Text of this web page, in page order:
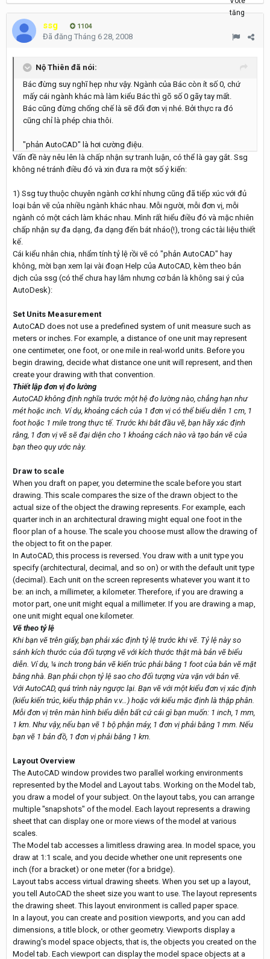
ssg 1104
Đã đăng Tháng 6 28, 2008
Nộ Thiên đã nói:
Bác đừng suy nghĩ hẹp như vậy. Ngành của Bác còn ít số 0, chứ
mấy cái ngành khác mà làm kiểu Bác thì gõ số 0 gãy tay mất.
Bác cũng đừng chống chế là sẽ đổi đơn vị nhé. Bởi thực ra đó
cũng chỉ là phép chia thôi.
"phản AutoCAD" là hơi cường điệu.
Vấn đề này nêu lên là chấp nhận sự tranh luận, có thể là gay gắt. Ssg
không né tránh điều đó và xin đưa ra một số ý kiến:
1) Ssg tuy thuộc chuyên ngành cơ khí nhưng cũng đã tiếp xúc với đủ
loại bản vẽ của nhiều ngành khác nhau. Mỗi người, mỗi đơn vị, mỗi
ngành có một cách làm khác nhau. Mình rất hiểu điều đó và mặc nhiên
chấp nhận sự đa dạng, đa dạng đến bát nháo(!), trong các tài liệu thiết
kế.
Cái kiểu nhân chia, nhẩm tính tỷ lệ rồi vẽ có "phản AutoCAD" hay
không, mời bạn xem lại vài đoạn Help của AutoCAD, kèm theo bản
dịch của ssg (có thể chưa hay lắm nhưng cơ bản là không sai ý của
AutoDesk):
Set Units Measurement
AutoCAD does not use a predefined system of unit measure such as
meters or inches. For example, a distance of one unit may represent
one centimeter, one foot, or one mile in real-world units. Before you
begin drawing, decide what distance one unit will represent, and then
create your drawing with that convention.
Thiết lập đơn vị đo lường
AutoCAD không định nghĩa trước một hệ đo lường nào, chẳng hạn như
mét hoặc inch. Ví dụ, khoảng cách của 1 đơn vị có thể biểu diễn 1 cm, 1
foot hoặc 1 mile trong thực tế. Trước khi bắt đầu vẽ, bạn hãy xác định
rằng, 1 đơn vị vẽ sẽ đại diện cho 1 khoảng cách nào và tạo bản vẽ của
bạn theo quy ước này.
Draw to scale
When you draft on paper, you determine the scale before you start
drawing. This scale compares the size of the drawn object to the
actual size of the object the drawing represents. For example, each
quarter inch in an architectural drawing might equal one foot in the
floor plan of a house. The scale you choose must allow the drawing of
the object to fit on the paper.
In AutoCAD, this process is reversed. You draw with a unit type you
specify (architectural, decimal, and so on) or with the default unit type
(decimal). Each unit on the screen represents whatever you want it to
be: an inch, a millimeter, a kilometer. Therefore, if you are drawing a
motor part, one unit might equal a millimeter. If you are drawing a map,
one unit might equal one kilometer.
Vẽ theo tỷ lệ
Khi bạn vẽ trên giấy, bạn phải xác định tỷ lệ trước khi vẽ. Tỷ lệ này so
sánh kích thước của đối tượng vẽ với kích thước thật mà bản vẽ biểu
diễn. Ví dụ, ¼ inch trong bản vẽ kiến trúc phải bằng 1 foot của bản vẽ mặt
bằng nhà. Bạn phải chọn tỷ lệ sao cho đối tượng vừa vặn với bản vẽ.
Với AutoCAD, quá trình này ngược lại. Bạn vẽ với một kiểu đơn vị xác định
(kiểu kiến trúc, kiểu thập phân v.v…) hoặc với kiểu mặc định là thập phân.
Mỗi đơn vị trên màn hình biểu diễn bất cứ cái gì bạn muốn: 1 inch, 1 mm,
1 km. Như vậy, nếu bạn vẽ 1 bộ phận máy, 1 đơn vị phải bằng 1 mm. Nếu
bạn vẽ 1 bản đồ, 1 đơn vị phải bằng 1 km.
Layout Overview
The AutoCAD window provides two parallel working environments
represented by the Model and Layout tabs. Working on the Model tab,
you draw a model of your subject. On the layout tabs, you can arrange
multiple "snapshots" of the model. Each layout represents a drawing
sheet that can display one or more views of the model at various
scales.
The Model tab accesses a limitless drawing area. In model space, you
draw at 1:1 scale, and you decide whether one unit represents one
inch (for a bracket) or one meter (for a bridge).
Layout tabs access virtual drawing sheets. When you set up a layout,
you tell AutoCAD the sheet size you want to use. The layout represents
the drawing sheet. This layout environment is called paper space.
In a layout, you can create and position viewports, and you can add
dimensions, a title block, or other geometry. Viewports display a
drawing's model space objects, that is, the objects you created on the
Model tab. Each viewport can display the model space objects at a